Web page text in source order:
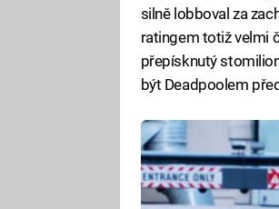
silně lobboval za
ratingem totiž velmi
přepísknutý
být Deadpoolem